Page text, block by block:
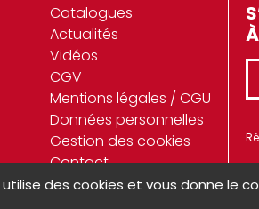
Catalogues
Actualités
Vidéos
CGV
Mentions légales / CGU
Données personnelles
Gestion des cookies
Contact
des cookies et vous donne le